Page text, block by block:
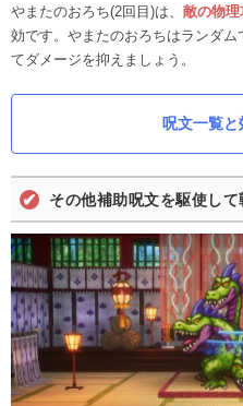
やまたのおろち(2回目)は、 敵の物
効です。やまたのおろちはランダ
てダメージを抑えましょう。
呪文一覧
その他補助呪文を駆使して